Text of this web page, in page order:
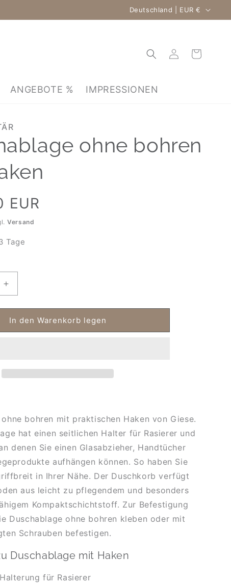
Land/Region Deutschland | EUR €
ANGEBOTE % IMPRESSIONEN
EinloggenWarenkorb
ohne bohren
EUR
Versand
Tage
Erhöhe
die
Menge
für
Duschablage
In den Warenkorb legen
bohren mit praktischen Haken von Giese.
hat einen seitlichen Halter für Rasierer und
denen Sie einen Glasabzieher, Handtücher
aufhängen können. So haben Sie
in Ihrer Nähe. Der Duschkorb verfügt
aus leicht zu pflegendem und besonders
Kompaktschichtstoff. Zur Befestigung
Duschablage ohne bohren kleben oder mit
Schrauben befestigen.
Duschablage mit Haken
für Rasierer